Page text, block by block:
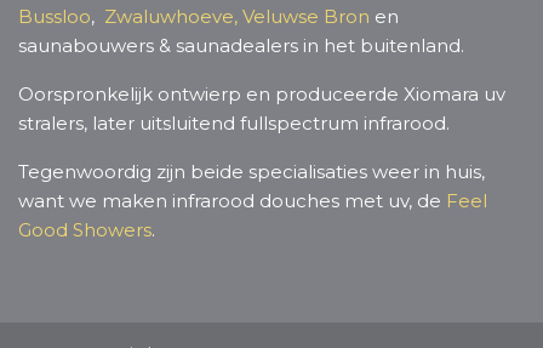
Bussloo, Zwaluwhoeve, Veluwse Bron en
saunabouwers & saunadealers in het buitenland.
Oorspronkelijk ontwierp en produceerde Xiomara uv
stralers, later uitsluitend fullspectrum infrarood.
Tegenwoordig zijn beide specialisaties weer in huis,
want we maken infrarood douches met uv, de Feel
Good Showers.